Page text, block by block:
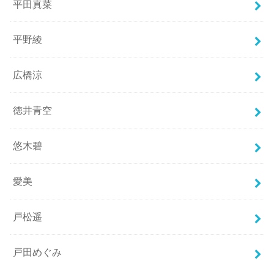
平田真菜
平野綾
広橋涼
徳井青空
悠木碧
愛美
戸松遥
戸田めぐみ